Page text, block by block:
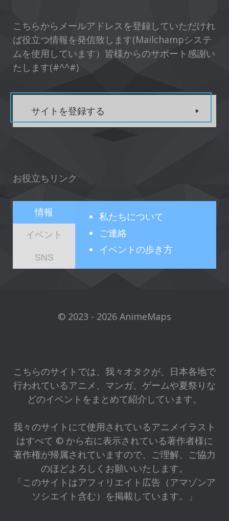
こちらからメールアドレスを登録していただけれ
ば役立つ情報を発信致します(Mailchampシステ
ムを使用しています）皆様からのサポート感謝い
たします(#^^#)
サイトを登録する
お役立ちリンク
情報
イベント
SNS
私たちについて
ご連絡
イベントの歩き方
© 2023 - 2026 AnimeMaps
こちらのサイトでは、我々オタクが、日本各地で
行われているアニメ、マンガ、ゲームや夏祭りな
どのイベントをまとめて紹介しています。
我々のサイトにて使用されているアニメイラスト
はすべて © から右に表示されている著作者様に
著作権が帰属されていますので、ご理解、ご協力
のほどよろしくお願いいたします。
「このサイトはアフィリエイト広告（アマゾンア
ソシエイト含む）を掲載しています。」